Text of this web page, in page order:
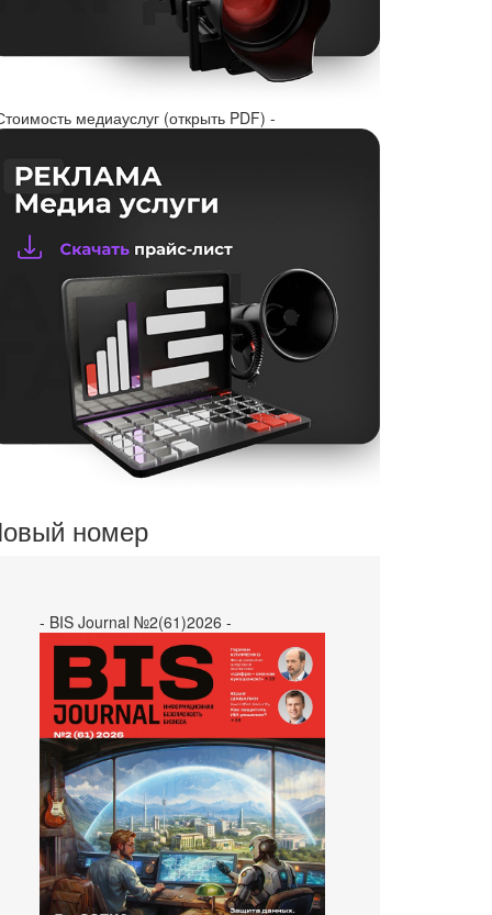
медиауслуг (открыть PDF) -
номер
- BIS Journal №2(61)2026 -